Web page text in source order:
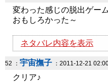
変わった感じの脱出ゲー
おもしろかった～
ネタバレ内容を表示
52 ： 宇宙撫子 ：2011-12-21
クリア♪